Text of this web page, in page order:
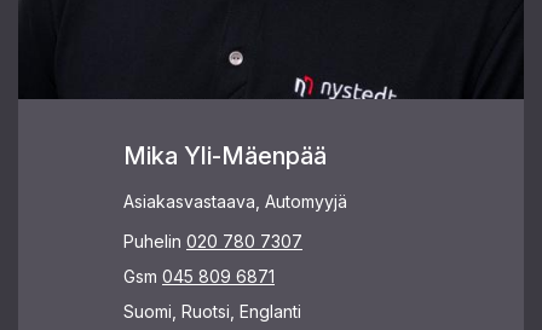
Mika Yli-Mäenpää
Asiakasvastaava, Automyyjä
Puhelin 020 780 7307
Gsm 045 809 6871
Suomi, Ruotsi, Englanti